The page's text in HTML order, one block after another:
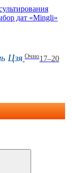
дат «Mingli»
Цзя Очно17–20